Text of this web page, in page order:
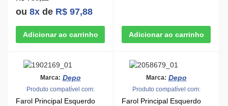
ou 8x de R$ 97,88
Marca: Depo
Produto compatível com:
Farol Principal Esquerdo
Marca: Depo
Produto compatível com:
Farol Principal Esquerdo